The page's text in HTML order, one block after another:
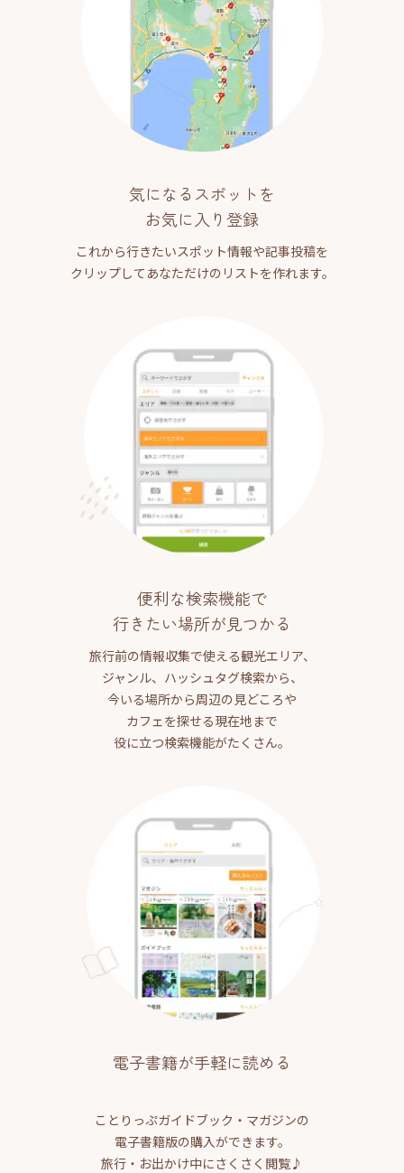
気になるスポットを
お気に入り登録
これから行きたいスポット情報や記事投稿を
クリップしてあなただけのリストを作れます。
便利な検索機能で
行きたい場所が見つかる
旅行前の情報収集で使える観光エリア、
ジャンル、ハッシュタグ検索から、
今いる場所から周辺の見どころや
カフェを探せる現在地まで
役に立つ検索機能がたくさん。
電子書籍が手軽に読める
ことりっぷガイドブック・マガジンの
電子書籍版の購入ができます。
旅行・お出かけ中にさくさく閲覧♪